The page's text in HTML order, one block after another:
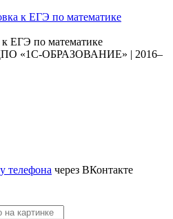
к ЕГЭ по математике
«1С-ОБРАЗОВАНИЕ» | 2016–
телефона через ВКонтакте